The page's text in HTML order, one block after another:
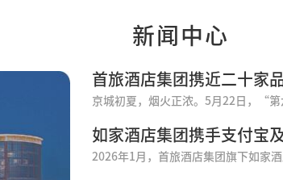
新闻中心
首旅酒店集团携近二十家
如家酒店集团携手支付宝